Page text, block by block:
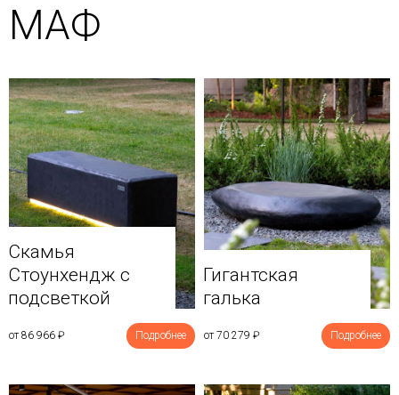
МАФ
Скамья
Стоунхендж с
подсветкой
от 86 966 ₽ Подробнее
Гигантская
галька
от 70 279 ₽ Подробнее